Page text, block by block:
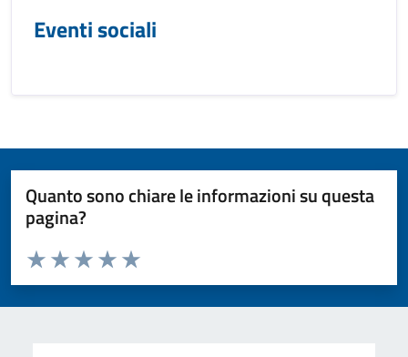
Eventi sociali
Quanto sono chiare le informazioni su questa
pagina?
Valuta da 1 a 5 stelle la pagina
Valuta 5 stelle su 5
Valuta 4 stelle su 5
Valuta 3 stelle su 5
Valuta 2 stelle su 5
Valuta 1 stelle su 5